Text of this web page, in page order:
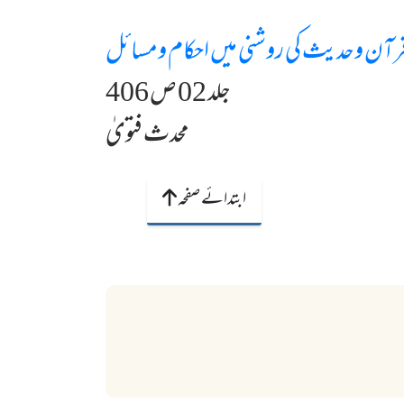
وحدیث کی روشنی میں احکام ومسائل
جلد 02 ص 406
محدث فتویٰ
ابتدائے صفحہ